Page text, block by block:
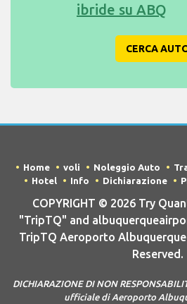
ibride su ABQ
CERCA
Home voli Noleggio Auto
Hotel
Info Dichiarazione
COPYRIGHT © 2026 Try
"TripTQ" and
TripTQ Aeroporto
Reserved.
DICHIARAZIONE DI NON
ufficiale di Aeroporto